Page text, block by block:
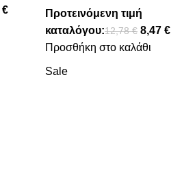
€
Προτεινόμενη τιμή
καταλόγου:12,78€ 8,47 €
Προσθήκη στο καλάθι
Sale